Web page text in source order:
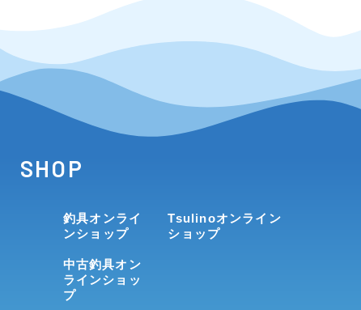
SHOP
釣具オンライ
ンショップ
中古釣具オン
ラインショッ
プ
Tsulinoオンライン
ショップ